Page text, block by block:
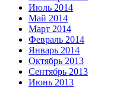
Июль 2014
Май 2014
Март 2014
Февраль 2014
Январь 2014
Октябрь 2013
Сентябрь 2013
Июнь 2013